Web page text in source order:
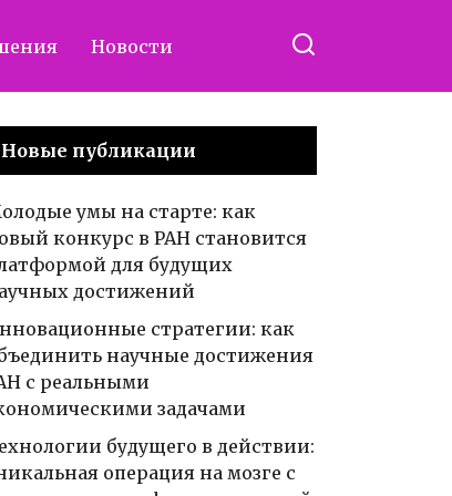
Новости
Новые публикации
умы на старте: как
конкурс в РАН становится
для будущих
достижений
стратегии: как
научные достижения
с реальными
задачами
будущего в действии:
операция на мозге с